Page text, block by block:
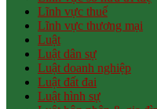
Lĩnh vực thuế
Lĩnh vực thương mại
Luật
Luật dân sự
Luật doanh nghiệp
Luật đất đai
Luật hình sự